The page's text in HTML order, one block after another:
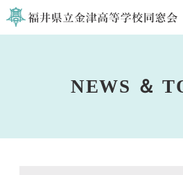
役員紹介
NEWS ＆